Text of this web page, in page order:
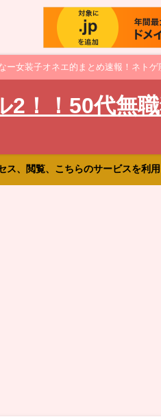
女装子オネエ的まとめ速報！ネト
2！！50代無
、閲覧、こちらのサービスを利